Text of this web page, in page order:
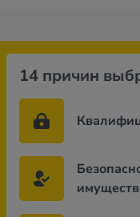
14 причин